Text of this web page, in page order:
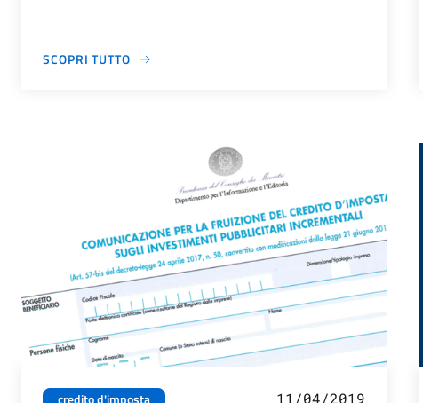
SCOPRI TUTTO
11/04/2019